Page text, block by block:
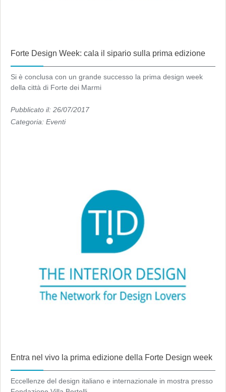
Forte Design Week: cala il sipario sulla prima edizione
Si è conclusa con un grande successo la prima design week
della città di Forte dei Marmi
Pubblicato il: 26/07/2017
Categoria: Eventi
Entra nel vivo la prima edizione della Forte Design week
Eccellenze del design italiano e internazionale in mostra presso